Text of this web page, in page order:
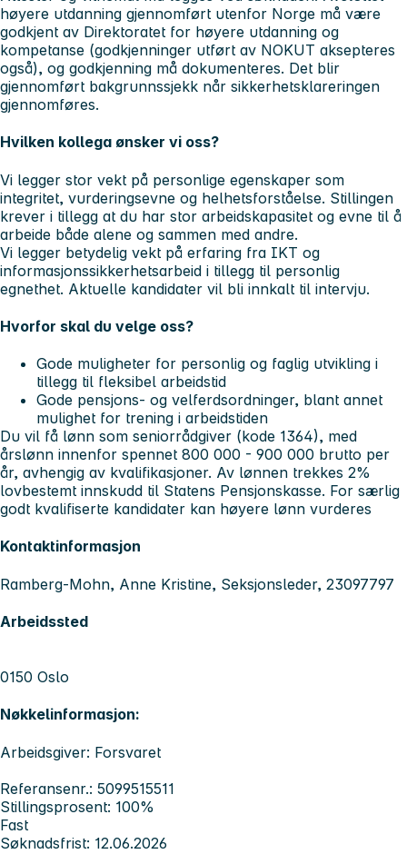
høyere utdanning gjennomført utenfor Norge må være
godkjent av Direktoratet for høyere utdanning og
kompetanse (godkjenninger utført av NOKUT aksepteres
også), og godkjenning må dokumenteres. Det blir
gjennomført bakgrunnssjekk når sikkerhetsklareringen
gjennomføres.
Hvilken kollega ønsker vi oss?
Vi legger stor vekt på personlige egenskaper som
integritet, vurderingsevne og helhetsforståelse. Stillingen
krever i tillegg at du har stor arbeidskapasitet og evne til å
arbeide både alene og sammen med andre.
Vi legger betydelig vekt på erfaring fra IKT og
informasjonssikkerhetsarbeid i tillegg til personlig
egnethet. Aktuelle kandidater vil bli innkalt til intervju.
Hvorfor skal du velge oss?
Gode muligheter for personlig og faglig utvikling i
tillegg til fleksibel arbeidstid
Gode pensjons- og velferdsordninger, blant annet
mulighet for trening i arbeidstiden
Du vil få lønn som seniorrådgiver (kode 1364), med
årslønn innenfor spennet 800 000 - 900 000 brutto per
år, avhengig av kvalifikasjoner. Av lønnen trekkes 2%
lovbestemt innskudd til Statens Pensjonskasse. For særlig
godt kvalifiserte kandidater kan høyere lønn vurderes
Kontaktinformasjon
Ramberg-Mohn, Anne Kristine, Seksjonsleder, 23097797
Arbeidssted
0150 Oslo
Nøkkelinformasjon:
Arbeidsgiver: Forsvaret
Referansenr.: 5099515511
Stillingsprosent: 100%
Fast
Søknadsfrist: 12.06.2026